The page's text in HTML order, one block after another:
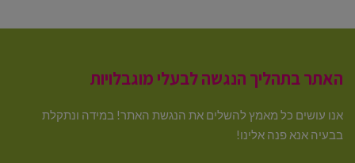
האתר בתהליך הנגשה לבעלי מוגבלויות
אנו עושים כל מאמץ להשלים את הנגשת האתר! במידה ונתקלת
בבעיה אנא פנה אלינו!